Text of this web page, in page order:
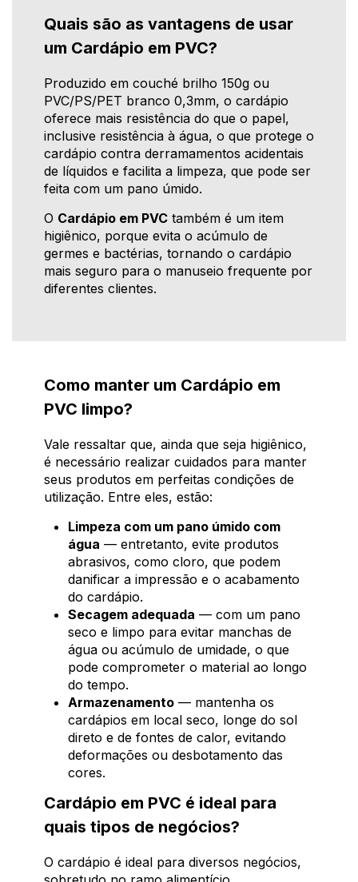
Quais são as vantagens de usar
um Cardápio em PVC?
Produzido em couché brilho 150g ou
PVC/PS/PET branco 0,3mm, o cardápio
oferece mais resistência do que o papel,
inclusive resistência à água, o que protege o
cardápio contra derramamentos acidentais
de líquidos e facilita a limpeza, que pode ser
feita com um pano úmido.
O Cardápio em PVC também é um item
higiênico, porque evita o acúmulo de
germes e bactérias, tornando o cardápio
mais seguro para o manuseio frequente por
diferentes clientes.
Como manter um Cardápio em
PVC limpo?
Vale ressaltar que, ainda que seja higiênico,
é necessário realizar cuidados para manter
seus produtos em perfeitas condições de
utilização. Entre eles, estão:
Limpeza com um pano úmido com
água — entretanto, evite produtos
abrasivos, como cloro, que podem
danificar a impressão e o acabamento
do cardápio.
Secagem adequada — com um pano
seco e limpo para evitar manchas de
água ou acúmulo de umidade, o que
pode comprometer o material ao longo
do tempo.
Armazenamento — mantenha os
cardápios em local seco, longe do sol
direto e de fontes de calor, evitando
deformações ou desbotamento das
cores.
Cardápio em PVC é ideal para
quais tipos de negócios?
O cardápio é ideal para diversos negócios,